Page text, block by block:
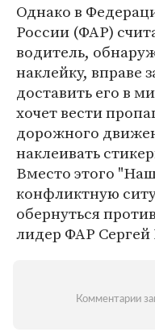
Однако в
России (ФАР)
водитель,
наклейку, вправе
доставить его в
хочет вести
дорожного
наклеивать
Вместо этого
конфликтную
обернуться
лидер ФАР Сергей
Комментарии